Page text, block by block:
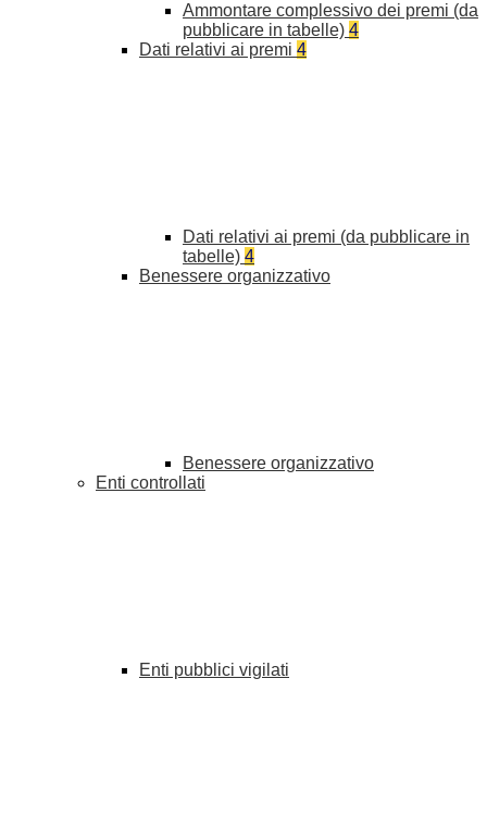
Ammontare complessivo dei premi (da
pubblicare in tabelle) 4
Dati relativi ai premi 4
Dati relativi ai premi (da pubblicare in
tabelle) 4
Benessere organizzativo
Benessere organizzativo
Enti controllati
Enti pubblici vigilati